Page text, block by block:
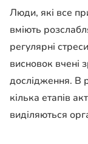
Люди, які все
вміють
регулярні
висновок вчені
дослідження. В
кілька етапів
виділяються